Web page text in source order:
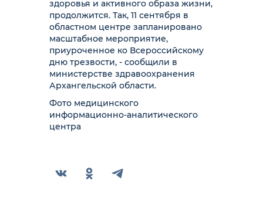
здоровья и активного образа жизни,
продолжится. Так, 11 сентября в
областном центре запланировано
масштабное мероприятие,
приуроченное ко Всероссийскому
дню трезвости, - сообщили в
министерстве здравоохранения
Архангельской области.
Фото медицинского
информационно-аналитического
центра